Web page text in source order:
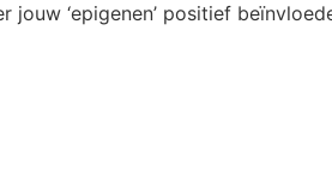
‘epigenen’ positief